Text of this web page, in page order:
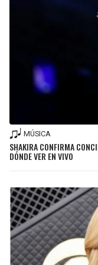
MÚSICA
SHAKIRA CONFIRMA
DÓNDE VER EN VIVO